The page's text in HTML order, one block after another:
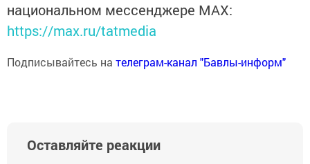
национальном мессенджере MАХ:
https://max.ru/tatmedia
Подписывайтесь на телеграм-канал "Бавлы-информ"
Оставляйте реакции